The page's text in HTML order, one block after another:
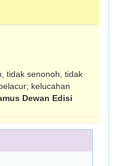
tidak senonoh, tidak
kelucahan
Dewan Edisi